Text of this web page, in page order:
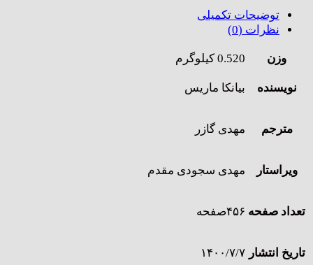
توضیحات تکمیلی
نظرات (0)
وزن 0.520 کیلوگرم
نویسنده بیانکا ماریس
مترجم مهدی گازر
ویراستار مهدی سجودی مقدم
تعداد صفحه ۴۵۶صفحه
تاریخ انتشار ۱۴۰۰/۷/۷